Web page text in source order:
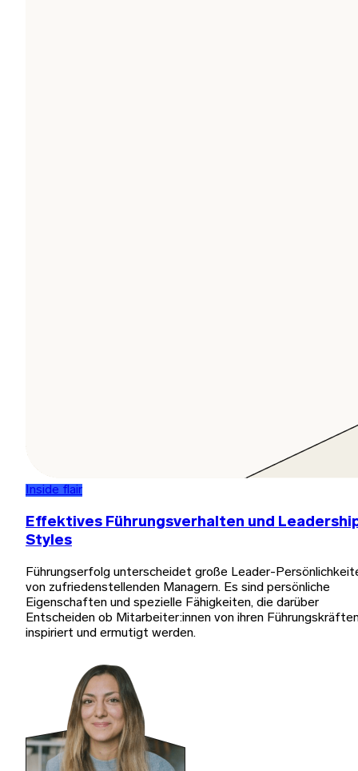
Inside flair
Effektives Führungsverhalten und
Styles
Führungserfolg unterscheidet große Leader-
von zufriedenstellenden Managern. Es sind persönliche
Eigenschaften und spezielle Fähigkeiten, die darüber
Entscheiden ob Mitarbeiter:innen von ihren
inspiriert und ermutigt werden.